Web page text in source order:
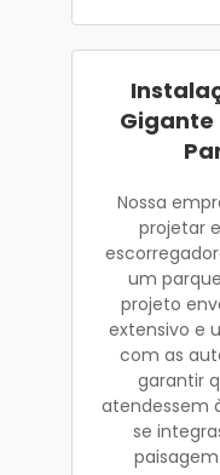
Gigante
Nossa
projetar
um
projeto
extensivo e
com as
garantir
atendessem
se